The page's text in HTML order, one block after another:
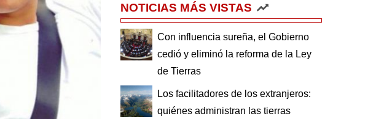
NOTICIAS MÁS VISTAS
Con influencia sureña, el Gobierno
cedió y eliminó la reforma de la Ley
de Tierras
Los facilitadores de los extranjeros:
quiénes administran las tierras